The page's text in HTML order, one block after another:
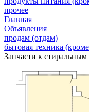
прочее
Главная
Объявления
продам (отдам)
бытовая техника
Запчасти к